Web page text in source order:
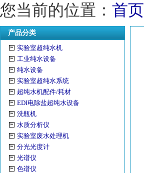
您当前的位置： 首页
产品分类
实验室超纯水机
工业纯水设备
纯水设备
实验室超纯水系统
超纯水机配件/耗材
EDI电除盐超纯水设备
洗瓶机
水质分析仪
实验室废水处理机
分光光度计
光谱仪
色谱仪